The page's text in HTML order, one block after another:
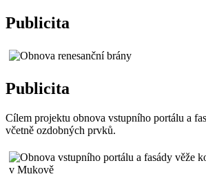
Publicita
Publicita
Cílem projektu obnova vstupního portálu a
včetně ozdobných prvků.